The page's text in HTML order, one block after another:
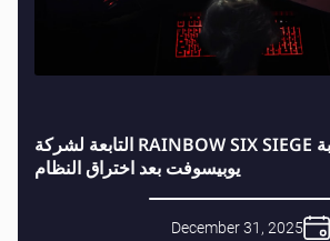
زعزعة نظام لعبة RAINBOW SIX SIEGE التابعة لشركة
يوبيسوفت بعد اختراق النظام
December 31, 2025